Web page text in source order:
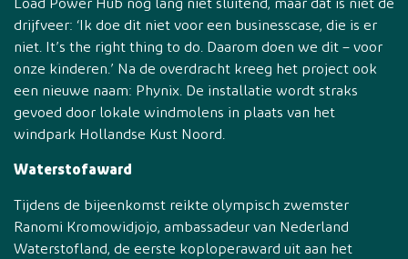
Load Power Hub nog lang niet sluitend, maar dat is niet de
drijfveer: ‘Ik doe dit niet voor een businesscase, die is er
niet. It’s the right thing to do. Daarom doen we dit – voor
onze kinderen.’ Na de overdracht kreeg het project ook
een nieuwe naam: Phynix. De installatie wordt straks
gevoed door lokale windmolens in plaats van het
windpark Hollandse Kust Noord.
Waterstofaward
Tijdens de bijeenkomst reikte olympisch zwemster
Ranomi Kromowidjojo, ambassadeur van Nederland
Waterstofland, de eerste koploperaward uit aan het